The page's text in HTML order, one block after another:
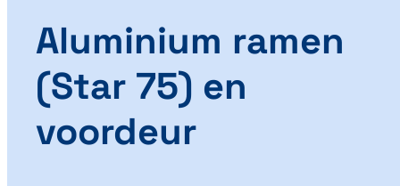
Aluminium ramen
(Star 75) en
voordeur